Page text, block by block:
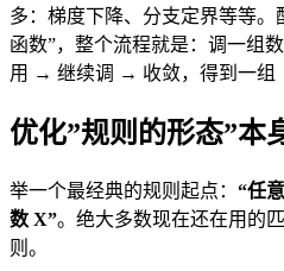
多：梯度下降、分支定界等等。
函数”，整个流程就是：调一组
用 → 继续调 → 收敛，得到一组
优化”规则的形态”本
举一个最经典的规则起点： “任
数 X”。绝大多数现在还在用的
则。